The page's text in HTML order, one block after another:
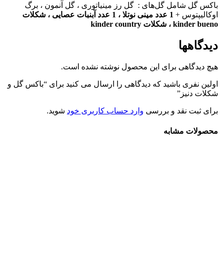
باکس گل شامل گل‌های : گل رز مینیاتوری ، گل آنمون ، برگ
اوکالیپتوس +
1 عدد مینی نوتلا ، 1 عدد آبنبات عصایی ، شکلات
kinder bueno ، شکلات kinder country
دیدگاهها
هیچ دیدگاهی برای این محصول نوشته نشده است.
اولین نفری باشید که دیدگاهی را ارسال می کنید برای “باکس گل و
شکلات دنیز”
برای ثبت نقد و بررسی وارد حساب کاربری خود شوید.
محصولات مشابه